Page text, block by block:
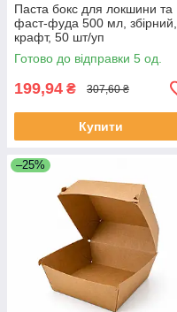
Паста бокс для локшини та
фаст-фуда 500 мл, збірний,
крафт, 50 шт/уп
Готово до відправки 5 од.
199,94 ₴ 307,60 ₴
Купити
–25%